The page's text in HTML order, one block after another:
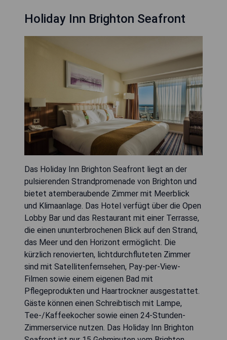
Holiday Inn Brighton Seafront
Das Holiday Inn Brighton Seafront liegt an der
pulsierenden Strandpromenade von Brighton und
bietet atemberaubende Zimmer mit Meerblick
und Klimaanlage. Das Hotel verfügt über die Open
Lobby Bar und das Restaurant mit einer Terrasse,
die einen ununterbrochenen Blick auf den Strand,
das Meer und den Horizont ermöglicht. Die
kürzlich renovierten, lichtdurchfluteten Zimmer
sind mit Satellitenfernsehen, Pay-per-View-
Filmen sowie einem eigenen Bad mit
Pflegeprodukten und Haartrockner ausgestattet.
Gäste können einen Schreibtisch mit Lampe,
Tee-/Kaffeekocher sowie einen 24-Stunden-
Zimmerservice nutzen. Das Holiday Inn Brighton